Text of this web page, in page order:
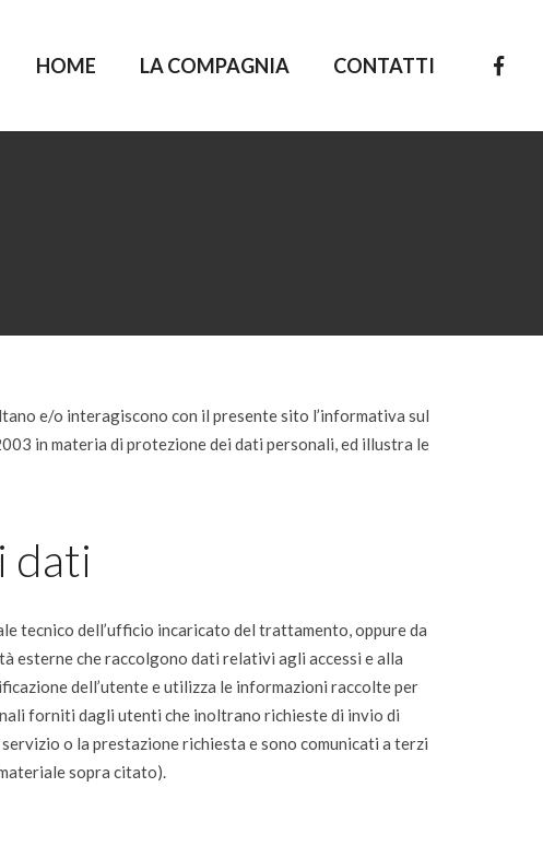
HOME LA COMPAGNIA CONTATTI
e/o interagiscono con il presente sito l’informativa sul
in materia di protezione dei dati personali, ed illustra le
dati
tecnico dell’ufficio incaricato del trattamento, oppure da
esterne che raccolgono dati relativi agli accessi e alla
dell’utente e utilizza le informazioni raccolte per
forniti dagli utenti che inoltrano richieste di invio di
o la prestazione richiesta e sono comunicati a terzi
sopra citato).